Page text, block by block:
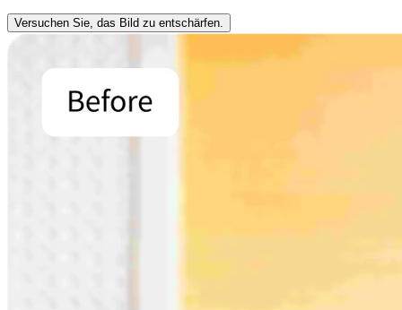
Versuchen Sie, das Bild zu entschärfen.